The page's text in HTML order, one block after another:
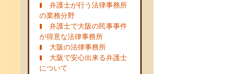
弁護士が行う法律事務所
の業務分野
弁護士で大阪の民事事件
が得意な法律事務所
大阪の法律事務所
大阪で安心出来る弁護士
について